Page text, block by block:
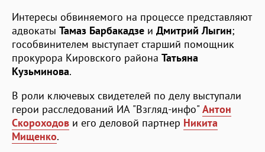
Интересы обвиняемого на процессе представляют
адвокаты Тамаз Барбакадзе и Дмитрий Лыгин;
гособвинителем выступает старший помощник
прокурора Кировского района Татьяна
Кузьминова.
В роли ключевых свидетелей по делу выступали
герои расследований ИА "Взгляд-инфо" Антон
Скороходов и его деловой партнер Никита
Мищенко.